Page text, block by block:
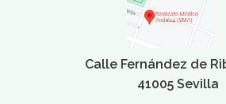
Calle Fernández de
41005 Sevilla